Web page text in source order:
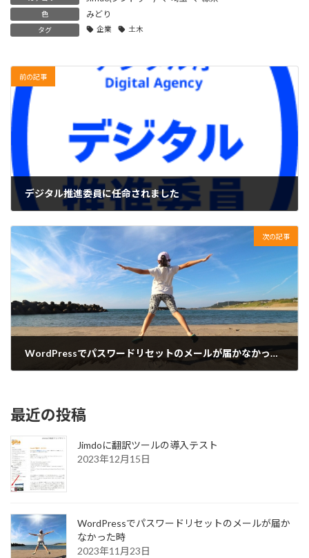
色 みどり
タグ 企業 土木
前の記事
デジタル推進委員に任命されました
次の記事
WordPressでパスワードリセットのメールが届かなかった時
最近の投稿
Jimdoに翻訳ツールの導入テスト
2023年12月15日
WordPressでパスワードリセットのメールが届か
なかった時
2023年11月23日